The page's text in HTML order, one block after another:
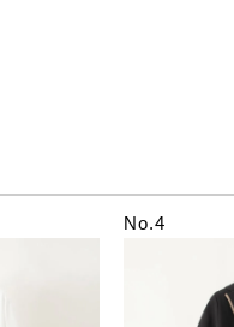
No.4